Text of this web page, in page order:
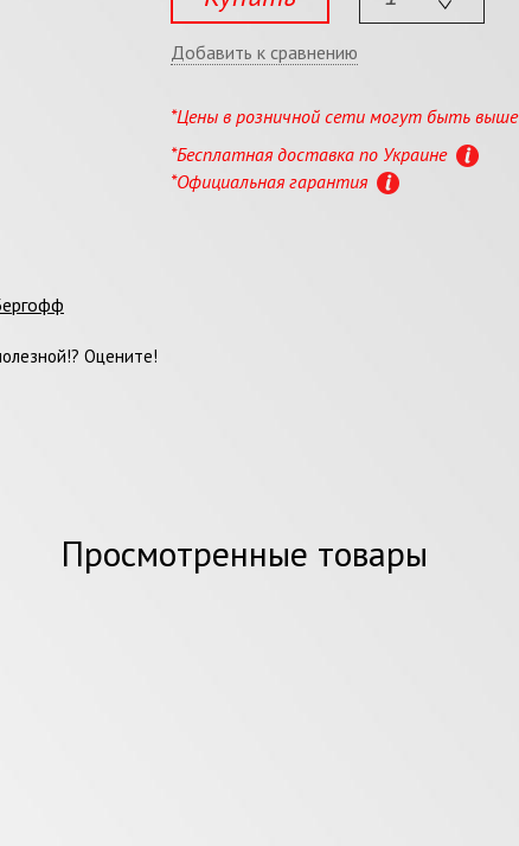
Добавить к сравнению
*Цены в розничной сети могут быть выше
*Бесплатная доставка по Украине
*Официальная гарантия
Оцените!
Просмотренные товары